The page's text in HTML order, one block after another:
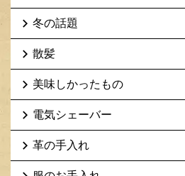
冬の話題
散髪
美味しかったもの
電気シェーバー
革の手入れ